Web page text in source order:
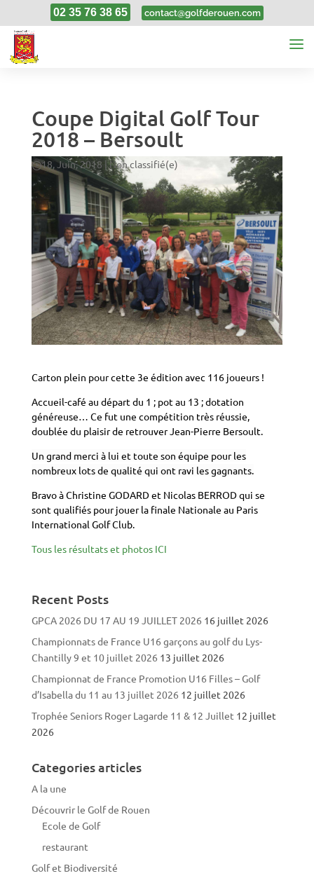
02 35 76 38 65 contact@golfderouen.com
Coupe Digital Golf Tour
2018 – Bersoult
18, Juin, 2018 |Non classifié(e)
Carton plein pour cette 3e édition avec 116 joueurs !
Accueil-café au départ du 1 ; pot au 13 ; dotation
généreuse… Ce fut une compétition très réussie,
doublée du plaisir de retrouver Jean-Pierre Bersoult.
Un grand merci à lui et toute son équipe pour les
nombreux lots de qualité qui ont ravi les gagnants.
Bravo à Christine GODARD et Nicolas BERROD qui se
sont qualifiés pour jouer la finale Nationale au Paris
International Golf Club.
Tous les résultats et photos ICI
Recent Posts
GPCA 2026 DU 17 AU 19 JUILLET 2026 16 juillet 2026
Championnats de France U16 garçons au golf du Lys-
Chantilly 9 et 10 juillet 2026 13 juillet 2026
Championnat de France Promotion U16 Filles – Golf
d’Isabella du 11 au 13 juillet 2026 12 juillet 2026
Trophée Seniors Roger Lagarde 11 & 12 Juillet 12 juillet
2026
Categories articles
A la une
Découvrir le Golf de Rouen
Ecole de Golf
restaurant
Golf et Biodiversité